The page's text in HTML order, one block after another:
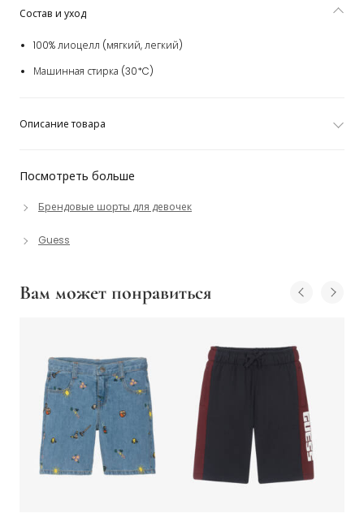
Посмотреть больше
Брендовые шорты для девочек
Guess
Состав и уход
100% лиоцелл (мягкий, легкий)
Машинная стирка (30*C)
Описание товара
Вам может понравиться